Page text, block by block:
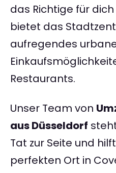
das Richtige für
bietet das
aufregendes
Restaurants.
Unser Team von
aus Düsseldorf
Tat zur Seite und
perfekten Ort in